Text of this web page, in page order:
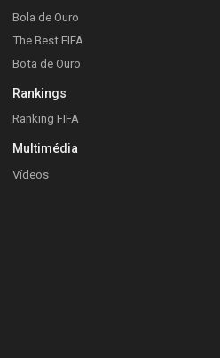
Bola de Ouro
The Best FIFA
Bota de Ouro
Rankings
Ranking FIFA
Multimédia
Vídeos